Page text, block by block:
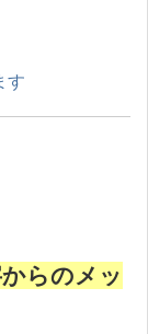
す
らのメッ